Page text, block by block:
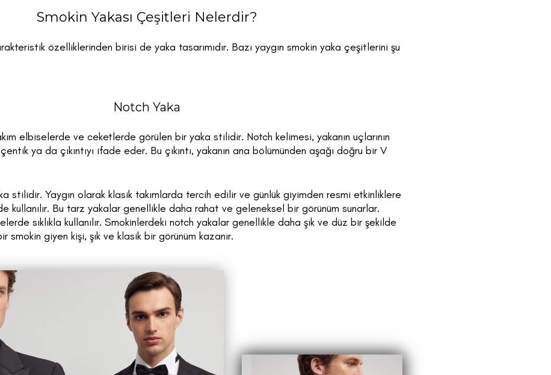
Smokin Yakası Çeşitleri Nelerdir?
özelliklerinden birisi de yaka tasarımıdır. Bazı yaygın smokin yaka çeşitlerini şu
Notch Yaka
elbiselerde ve ceketlerde görülen bir yaka stilidir. Notch kelimesi, yakanın uçlarının
ya da çıkıntıyı ifade eder. Bu çıkıntı, yakanın ana bölümünden aşağı doğru bir V
stilidir. Yaygın olarak klasik takımlarda tercih edilir ve günlük giyimden resmi etkinliklere
kullanılır. Bu tarz yakalar genellikle daha rahat ve geleneksel bir görünüm sunarlar.
sıklıkla kullanılır. Smokinlerdeki notch yakalar genellikle daha şık ve düz bir şekilde
smokin giyen kişi, şık ve klasik bir görünüm kazanır.